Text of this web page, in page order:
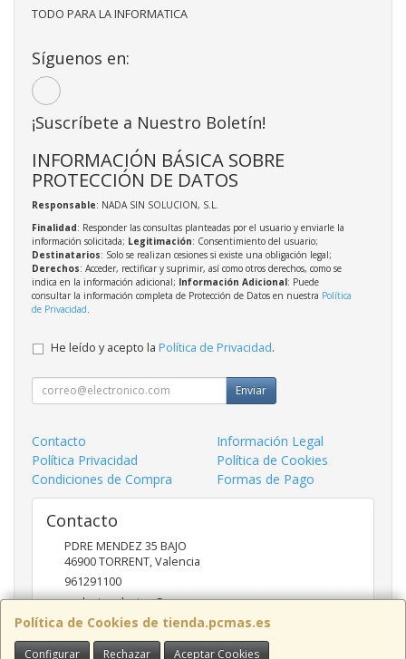
Política de Cookies de tienda.pcmas.es
Configurar Rechazar Aceptar Cookies
TODO PARA LA INFORMATICA
Síguenos en:
¡Suscríbete a Nuestro Boletín!
INFORMACIÓN BÁSICA SOBRE
PROTECCIÓN DE DATOS
Responsable: NADA SIN SOLUCION, S.L.
Finalidad: Responder las consultas planteadas por el usuario y enviarle la
información solicitada; Legitimación: Consentimiento del usuario;
Destinatarios: Solo se realizan cesiones si existe una obligación legal;
Derechos: Acceder, rectificar y suprimir, así como otros derechos, como se
indica en la información adicional; Información Adicional: Puede
consultar la información completa de Protección de Datos en nuestra Política
de Privacidad
He leído y acepto la Política de Privacidad.
Enviar
Contacto
Información Legal
Política Privacidad
Política de Cookies
Condiciones de Compra
Formas de Pago
Contacto
PDRE MENDEZ 35 BAJO
46900TORRENT,Valencia
961291100
nadasinsolucion@pcmas.es